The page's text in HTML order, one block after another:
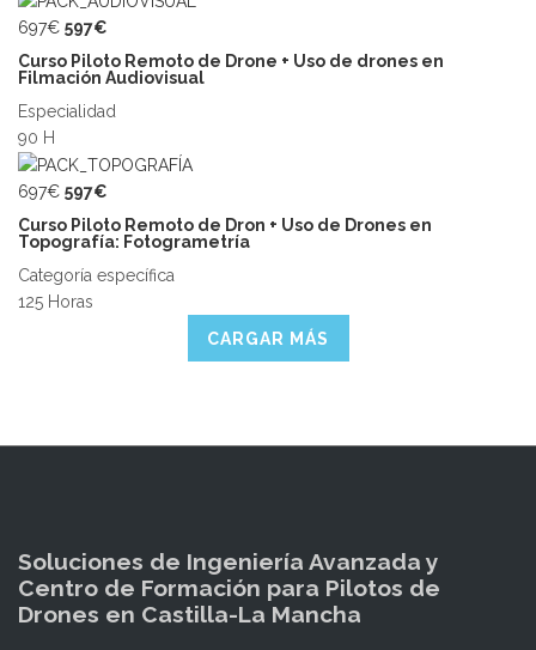
697€ 597€
Curso Piloto Remoto de Drone + Uso de drones en
Filmación Audiovisual
Especialidad
90 H
697€ 597€
Curso Piloto Remoto de Dron + Uso de Drones en
Topografía: Fotogrametría
Categoría específica
125 Horas
CARGAR MÁS
Soluciones de Ingeniería Avanzada y
Centro de Formación para Pilotos de
Drones en Castilla-La Mancha